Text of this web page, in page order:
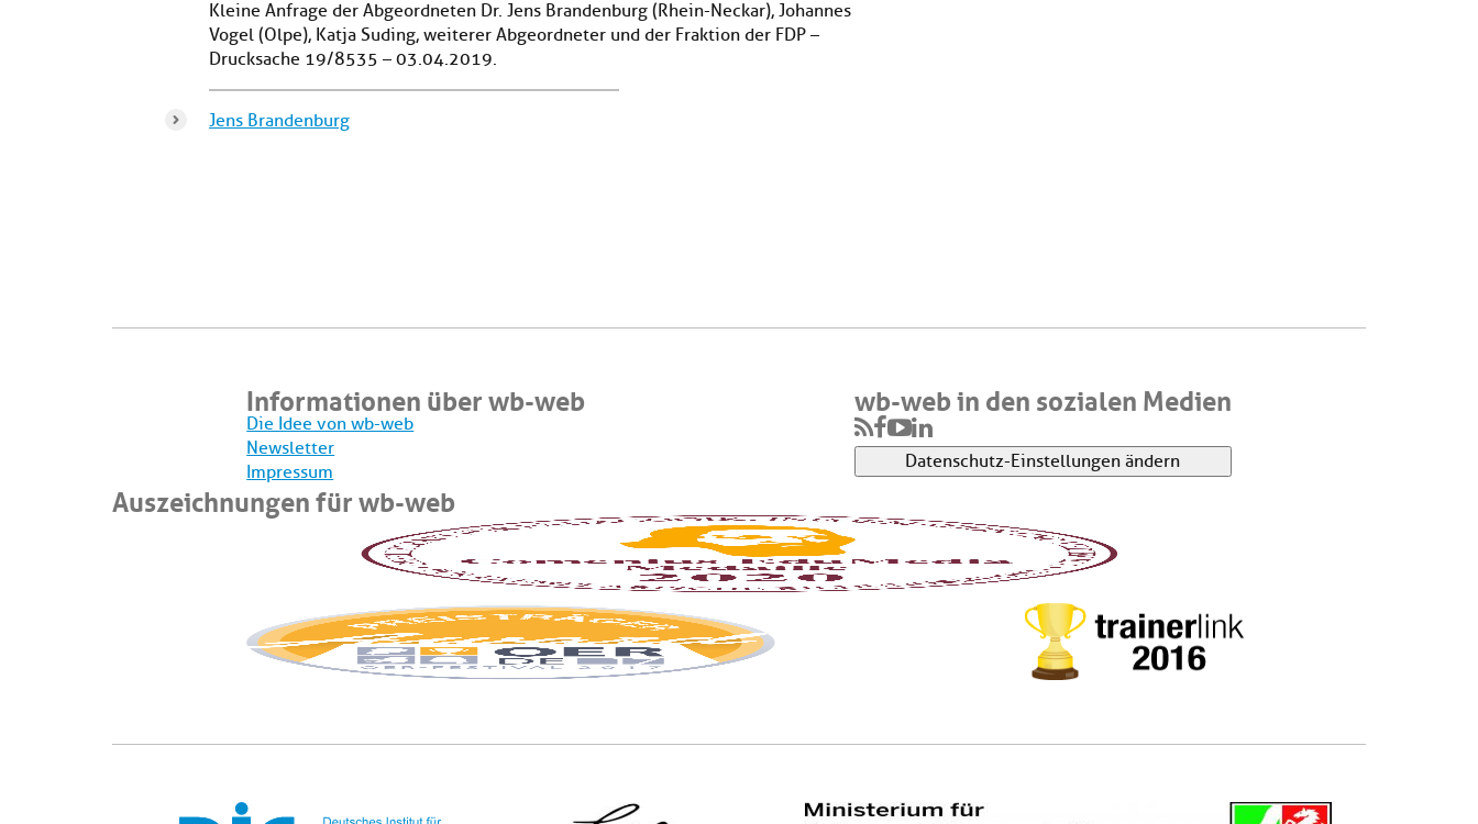
Kleine Anfrage der Abgeordneten Dr. Jens Brandenburg (Rhein-Neckar), Johannes
Vogel (Olpe), Katja Suding, weiterer Abgeordneter und der Fraktion der FDP –
Drucksache 19/8535 – 03.04.2019.
Jens Brandenburg
Informationen über wb-web
Die Idee von wb-web
Newsletter
Impressum
wb-web in den sozialen Medien
Datenschutz-Einstellungen ändern
Auszeichnungen für wb-web